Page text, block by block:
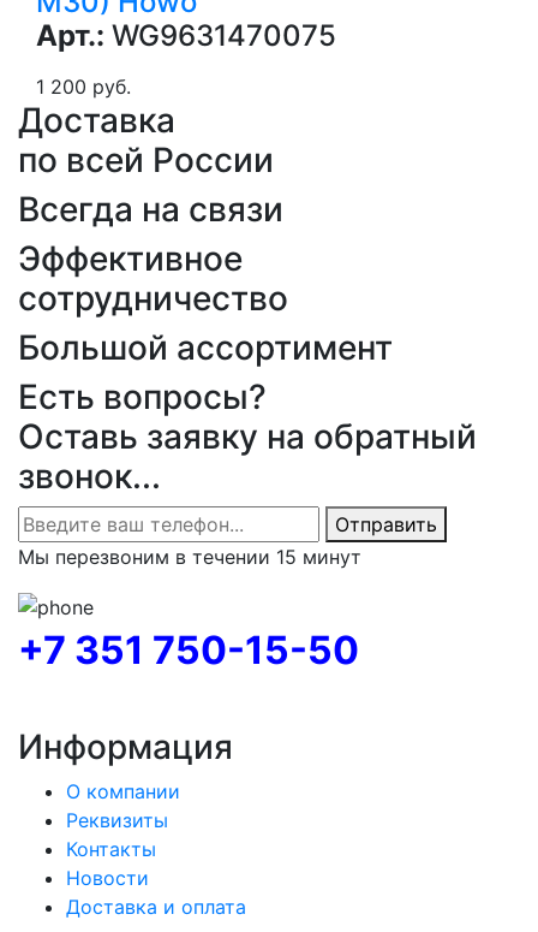
Арт.: WG9631470075
1 200 руб.
Доставка
по всей России
Всегда на связи
Эффективное
сотрудничество
Большой ассортимент
Есть вопросы?
Оставь заявку на обратный
звонок...
Отправить
Мы перезвоним в течении 15 минут
+7 351 750-15-50
Информация
О компании
Реквизиты
Контакты
Новости
Доставка и оплата